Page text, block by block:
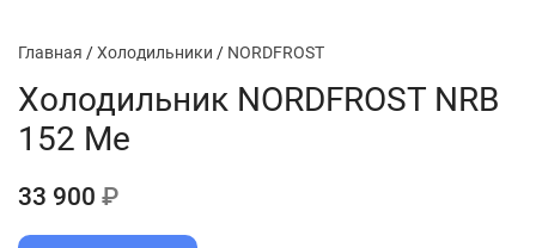
Главная /Холодильники / NORDFROST
Холодильник NORDFROST NRB
152 Me
33 900 ₽